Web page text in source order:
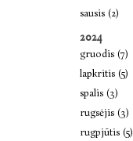
sausis (2)
2024
gruodis (7)
lapkritis (5)
spalis (3)
rugsėjis (3)
rugpjūtis (5)